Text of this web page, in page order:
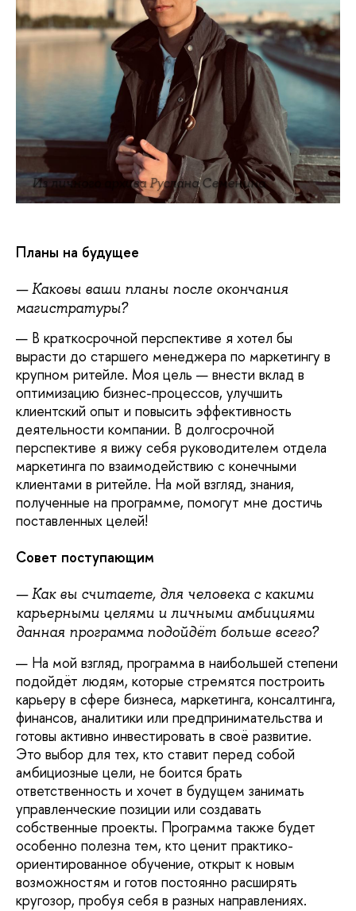
Из личного архива Руслана Семенина
Планы на будущее
— Каковы ваши планы после окончания
магистратуры?
— В краткосрочной перспективе я хотел бы
вырасти до старшего менеджера по маркетингу в
крупном ритейле. Моя цель — внести вклад в
оптимизацию бизнес-процессов, улучшить
клиентский опыт и повысить эффективность
деятельности компании. В долгосрочной
перспективе я вижу себя руководителем отдела
маркетинга по взаимодействию с конечными
клиентами в ритейле. На мой взгляд, знания,
полученные на программе, помогут мне достичь
поставленных целей!
Совет поступающим
— Как вы считаете, для человека с какими
карьерными целями и личными амбициями
данная программа подойдёт больше всего?
— На мой взгляд, программа в наибольшей степени
подойдёт людям, которые стремятся построить
карьеру в сфере бизнеса, маркетинга, консалтинга,
финансов, аналитики или предпринимательства и
готовы активно инвестировать в своё развитие.
Это выбор для тех, кто ставит перед собой
амбициозные цели, не боится брать
ответственность и хочет в будущем занимать
управленческие позиции или создавать
собственные проекты. Программа также будет
особенно полезна тем, кто ценит практико-
ориентированное обучение, открыт к новым
возможностям и готов постоянно расширять
кругозор, пробуя себя в разных направлениях.